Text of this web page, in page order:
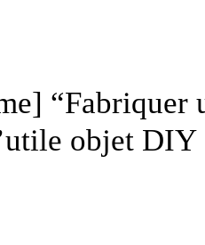
“Fabriquer
objet